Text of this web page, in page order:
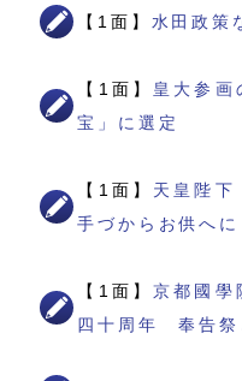
【1面】 水田政
【1面】 皇大参
宝」に選定
【1面】 天皇陛
手づからお供へに
【1面】京都國
四十周年 奉告祭